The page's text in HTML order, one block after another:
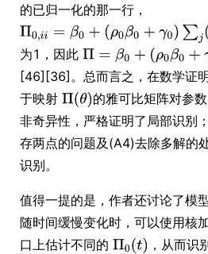
的已归一化的那一行，
为1，因此
[46][36]。总而言之，在数学证
于映射
的雅可比矩阵对参数
非奇异性，严格证明了局部识别
存两点的问题及(A4)去除多解的
识别。
值得一提的是，作者还讨论了模
随时间缓慢变化时，可以使用核
口上估计不同的
，从而识